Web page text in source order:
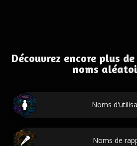
Découvrez encore plus
noms
Noms
Noms de